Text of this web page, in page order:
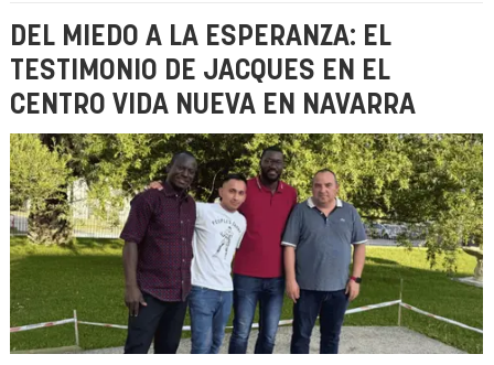
DEL MIEDO A LA ESPERANZA: EL
TESTIMONIO DE JACQUES EN EL
CENTRO VIDA NUEVA EN NAVARRA